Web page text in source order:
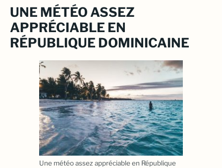
UNE MÉTÉO ASSEZ
APPRÉCIABLE EN
RÉPUBLIQUE DOMINICAINE
Une météo assez appréciable en République